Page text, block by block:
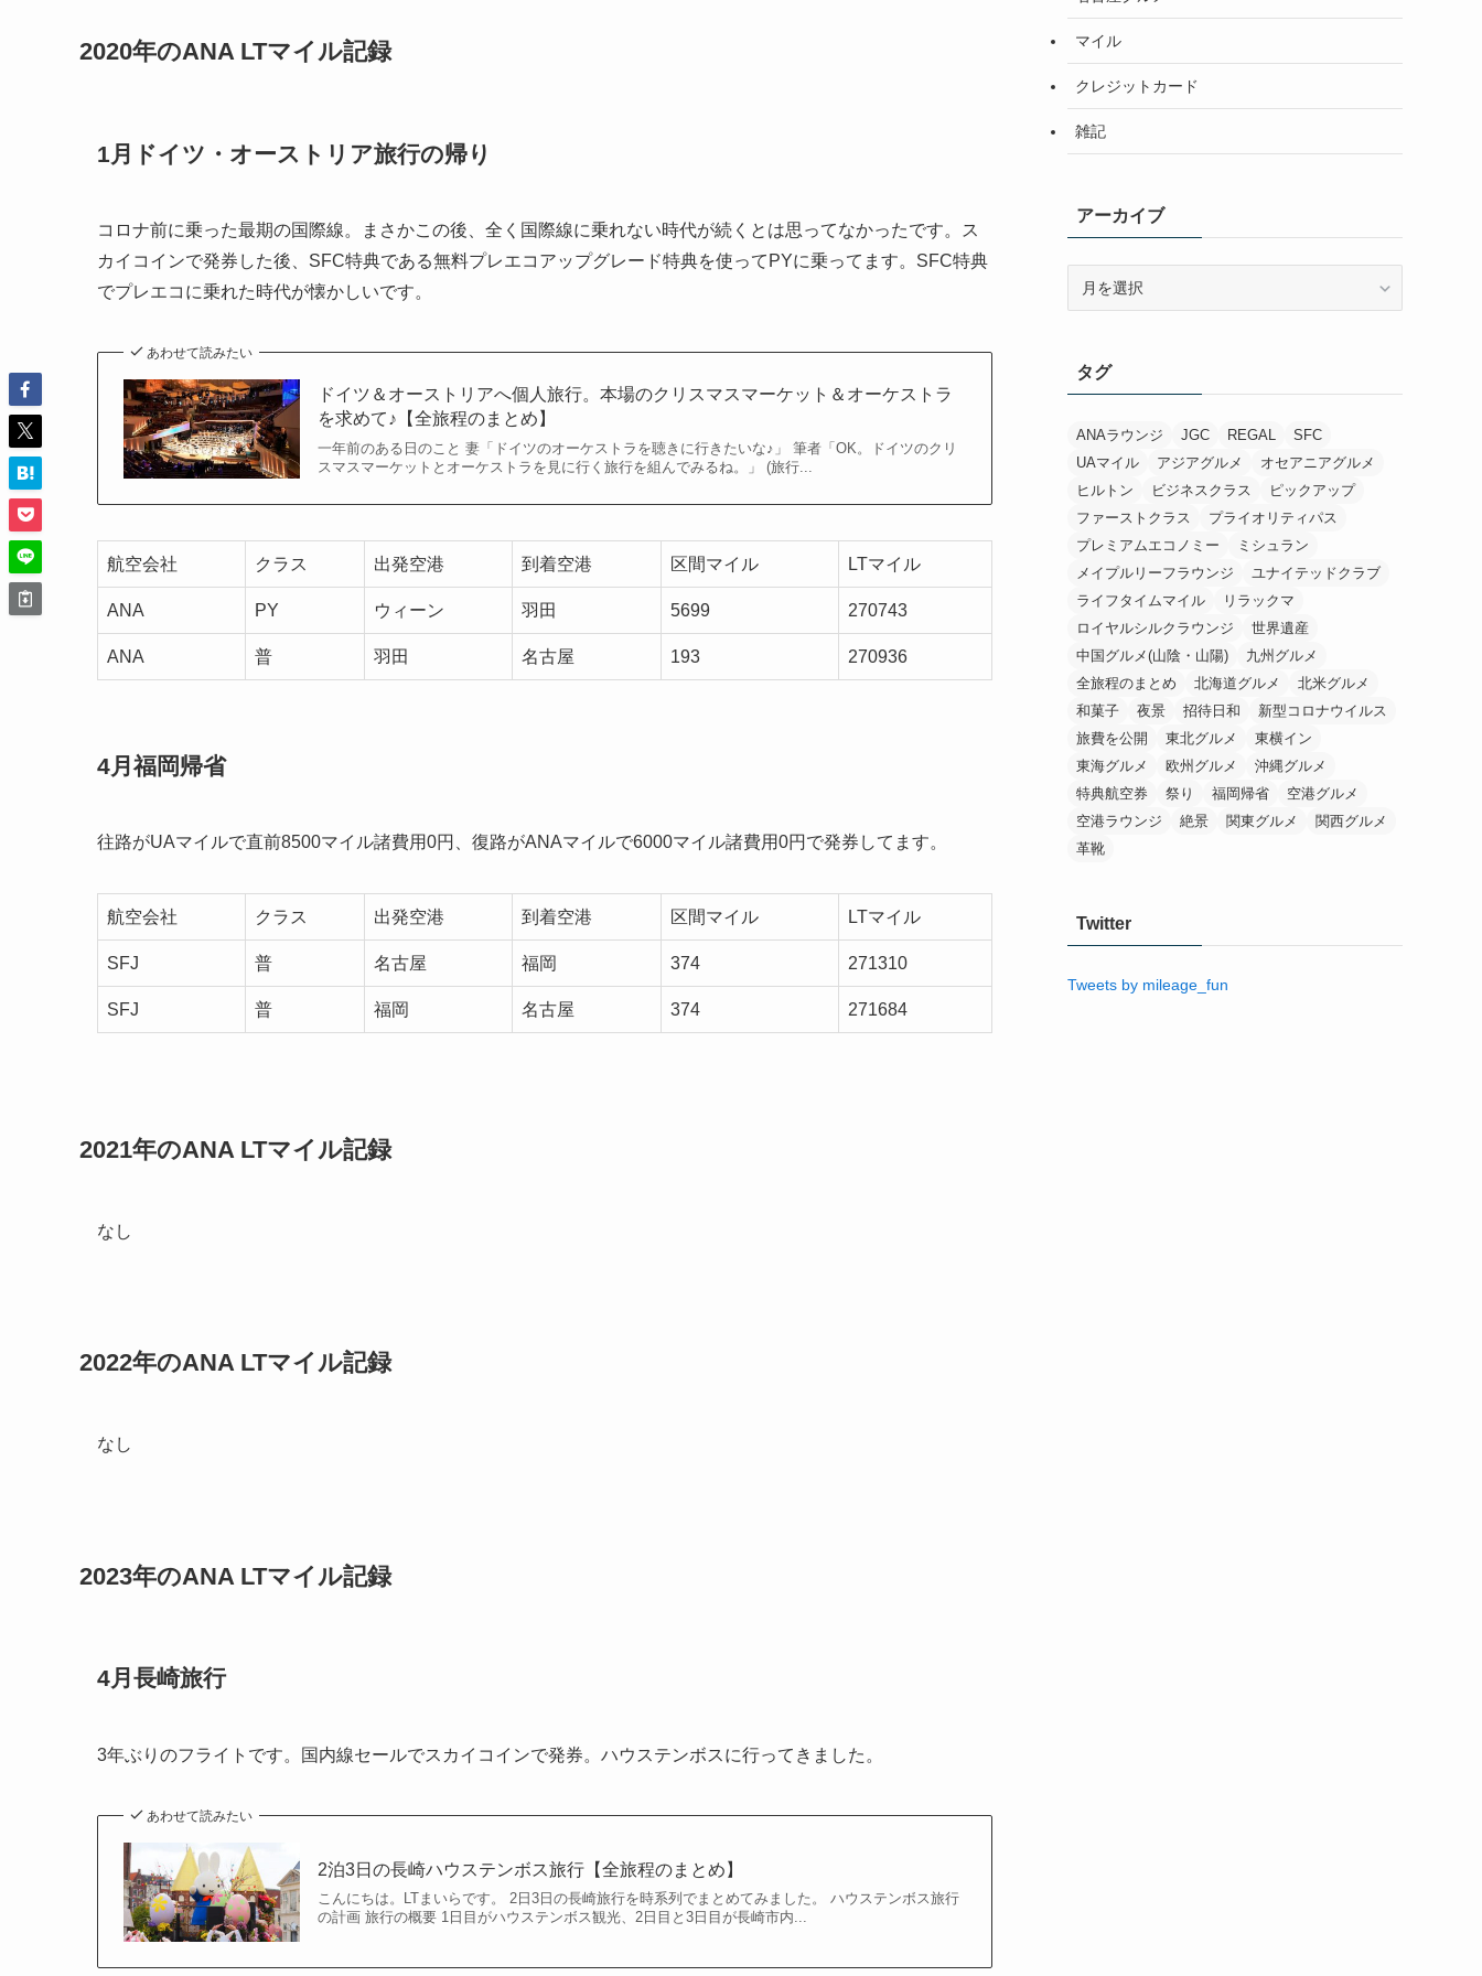
2020年のANA LTマイル記録
1月ドイツ・オーストリア旅行の帰り
コロナ前に乗った最期の国際線。まさかこの後、全く国際線に乗れない時代が続くとは思ってなかったです。ス
カイコインで発券した後、SFC特典である無料プレエコアップグレード特典を使ってPYに乗ってます。SFC特典
でプレエコに乗れた時代が懐かしいです。
あわせて読みたい
ドイツ＆オーストリアへ個人旅行。本場のクリスマスマーケット＆オーケストラ
を求めて♪【全旅程のまとめ】
一年前のある日のこと 妻「ドイツのオーケストラを聴きに行きたいな♪」 筆者「OK。ドイツのクリ
スマスマーケットとオーケストラを見に行く旅行を組んでみるね。」 (旅行...
航空会社 クラス 出発空港 到着空港 区間マイル LTマイル
ANA PY ウィーン 羽田 5699 270743
ANA 普 羽田 名古屋 193 270936
4月福岡帰省
往路がUAマイルで直前8500マイル諸費用0円、復路がANAマイルで6000マイル諸費用0円で発券してます。
航空会社 クラス 出発空港 到着空港 区間マイル LTマイル
SFJ 普 名古屋 福岡 374 271310
SFJ 普 福岡 名古屋 374 271684
2021年のANA LTマイル記録
なし
2022年のANA LTマイル記録
なし
2023年のANA LTマイル記録
4月長崎旅行
3年ぶりのフライトです。国内線セールでスカイコインで発券。ハウステンボスに行ってきました。
あわせて読みたい
2泊3日の長崎ハウステンボス旅行【全旅程のまとめ】
こんにちは。LTまいらです。 2日3日の長崎旅行を時系列でまとめてみました。 ハウステンボス旅行
の計画 旅行の概要 1日目がハウステンボス観光、2日目と3日目が長崎市内...
マイル
クレジットカード
雑記
アーカイブ
ブタグ
ANAラウンジ JGC REGAL
SFC
UAマイル
アジアグルメ
オセアニアグルメ
ヒルトン
ビジネスクラス
ピックアップ
ファーストクラス
プライオリティパス
プレミアムエコノミー
ミシュラン
メイプルリーフラウンジ
ユナイテッドクラブ
ライフタイムマイル
リラックマ
ロイヤルシルクラウンジ
世界遺産
中国グルメ(山陰・山陽)
九州グルメ
全旅程のまとめ
北海道グルメ
北米グルメ
和菓子
夜景 招待日和
新型コロナウイルス
旅費を公開
東北グルメ
東横イン
東海グルメ
欧州グルメ
沖縄グルメ
特典航空券
祭り 福岡帰省
空港グルメ
空港ラウンジ
絶景 関東グルメ
関西グルメ
革靴
Twitter
Tweets by mileage_fun